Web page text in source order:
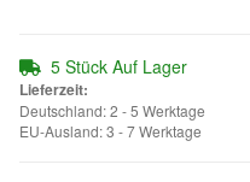
5 Stück Auf Lager
Lieferzeit:
Deutschland: 2 - 5 Werktage
EU-Ausland: 3 - 7 Werktage